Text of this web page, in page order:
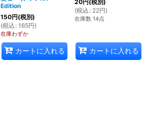
Edition
150円(税別)
(税込 : 165円)
在庫わずか
カートに入れる
20円(税別)
(税込 : 22円)
在庫数 14点
カートに入れる